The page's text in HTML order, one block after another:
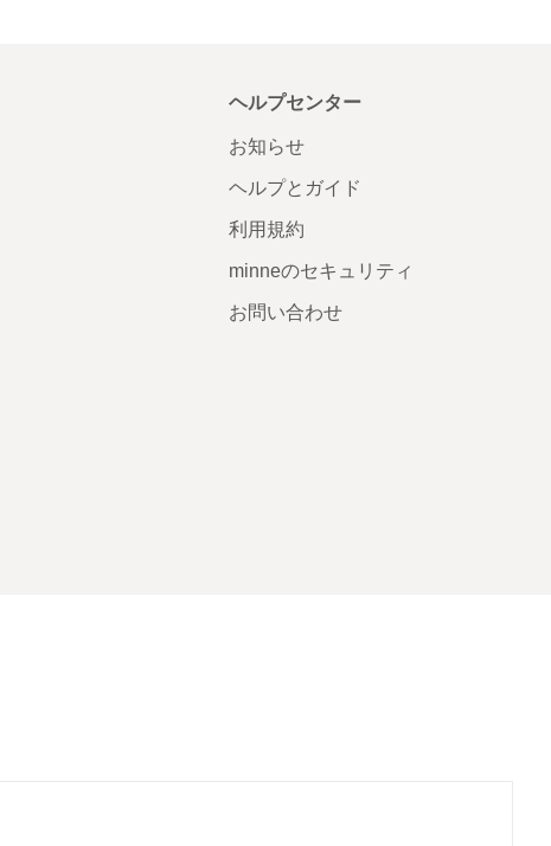
ヘルプセンター
お知らせ
ヘルプとガイド
利用規約
minneのセキュリティ
お問い合わせ